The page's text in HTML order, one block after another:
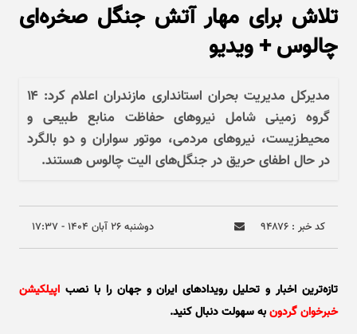
تلاش برای مهار آتش جنگل صخره‌ای
چالوس + ویدیو
مدیرکل مدیریت بحران استانداری مازندران اعلام کرد: ۱۴
گروه زمینی شامل نیرو‌های حفاظت منابع طبیعی و
محیط‌زیست، نیرو‌های مردمی، موتور سواران و دو بالگرد
در حال اطفای حریق در جنگل‌های الیت چالوس هستند.
کد خبر : ۹۴۸۷۶ دوشنبه ۲۶ آبان ۱۴۰۴ - ۱۷:۳۷
تازه‌ترین اخبار و تحلیل‌ رویدادهای ایران و جهان را با نصب اپیلکیشن
خبرخوان گردونبه سهولت دنبال کنید.